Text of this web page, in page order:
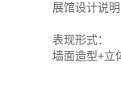
展馆设计说
表现形式：
墙面造型+立